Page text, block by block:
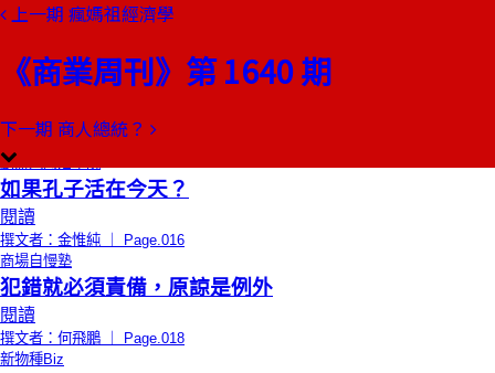
上一期 瘋媽祖經濟學
《商業周刊》第 1640 期
下一期 商人總統？
本期目錄
限時免費總編輯的話
領導，不是控制，而是釋放
閱讀
撰文者：郭奕伶 ｜ Page.014
創辦人的活學院
如果孔子活在今天？
閱讀
撰文者：金惟純 ｜ Page.016
商場自慢塾
犯錯就必須責備，原諒是例外
閱讀
撰文者：何飛鵬 ｜ Page.018
新物種Biz